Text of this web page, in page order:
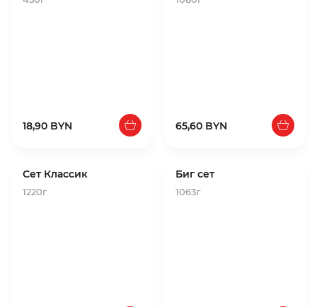
18,90 BYN 65,60 BYN
Сет Классик
1220г
Биг сет
1063г